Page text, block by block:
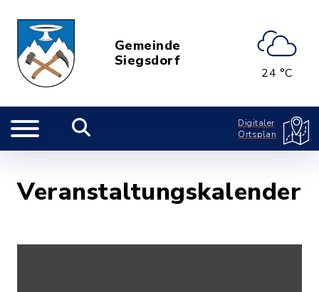
Gemeinde
Siegsdorf
24 °C
Digitaler
Ortsplan
Veranstaltungskalender